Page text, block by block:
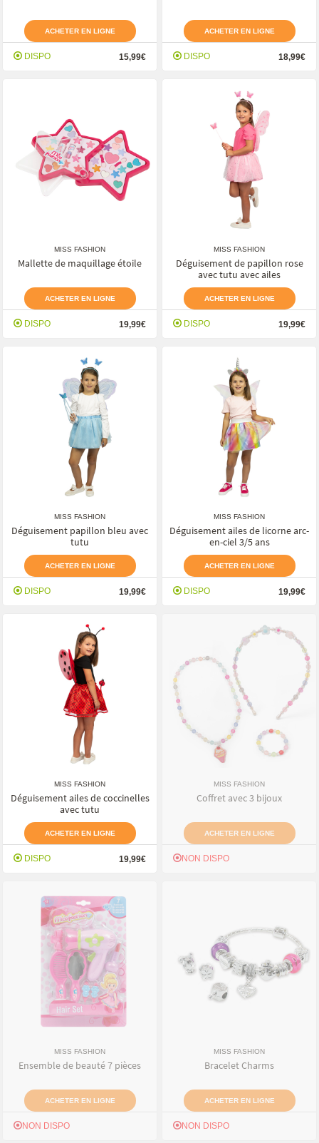
ACHETER EN LIGNE
DISPO 15,99€
ACHETER EN LIGNE
DISPO 18,99€
MISS FASHION
Mallette de maquillage étoile
ACHETER EN LIGNE
DISPO 19,99€
MISS FASHION
Déguisement de papillon rose
avec tutu avec ailes
ACHETER EN LIGNE
DISPO 19,99€
MISS FASHION
Déguisement papillon bleu avec
tutu
ACHETER EN LIGNE
DISPO 19,99€
MISS FASHION
Déguisement ailes de licorne arc-
en-ciel 3/5 ans
ACHETER EN LIGNE
DISPO 19,99€
MISS FASHION
Déguisement ailes de coccinelles
avec tutu
ACHETER EN LIGNE
DISPO 19,99€
MISS FASHION
Coffret avec 3 bijoux
ACHETER EN LIGNE
NON DISPO
MISS FASHION
Ensemble de beauté 7 pièces
ACHETER EN LIGNE
NON DISPO
MISS FASHION
Bracelet Charms
ACHETER EN LIGNE
NON DISPO